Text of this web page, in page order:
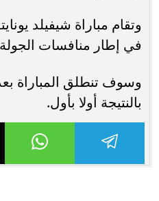
وتقام مباراة شيفيلد
في إطار منافسات الجولة
وسوف تنطلق المباراة
بالنتيجة أولا بأول.